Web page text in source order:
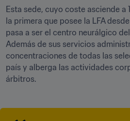
Esta sede, cuyo coste asciende a
la primera que posee la LFA
pasa a ser el centro neurálgico
Además de sus servicios
concentraciones de todas las
país y alberga las actividades
árbitros.